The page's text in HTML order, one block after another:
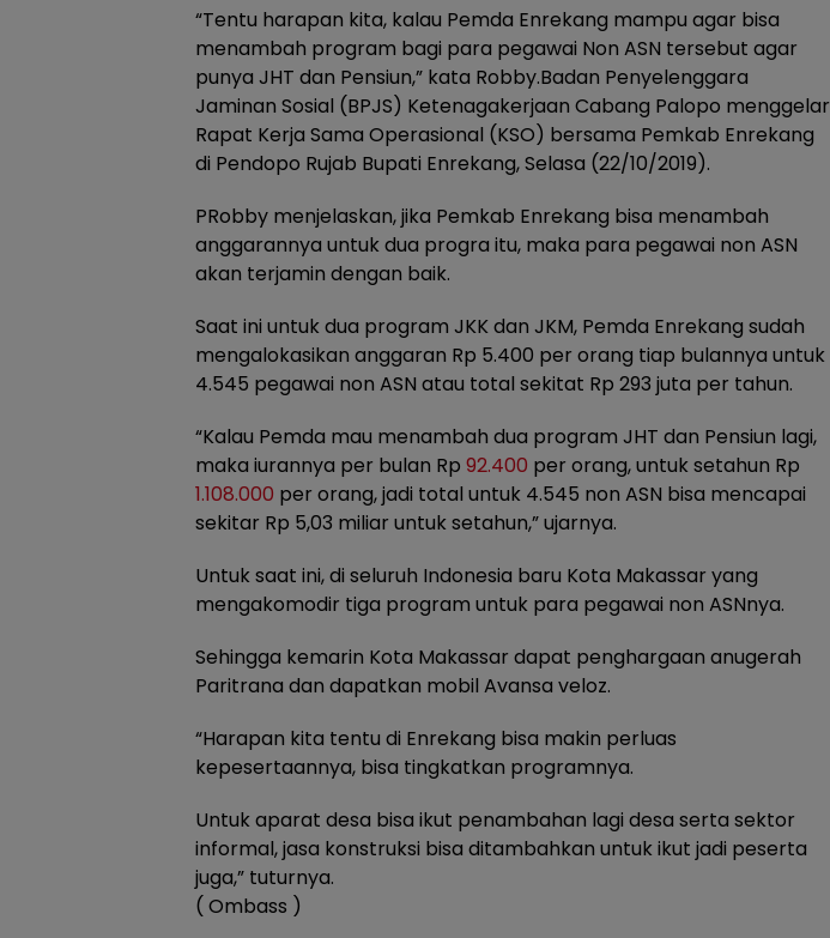
“Tentu harapan kita, kalau Pemda Enrekang mampu agar bisa
menambah program bagi para pegawai Non ASN tersebut agar
punya JHT dan Pensiun,” kata Robby.Badan Penyelenggara
Jaminan Sosial (BPJS) Ketenagakerjaan Cabang Palopo menggelar
Rapat Kerja Sama Operasional (KSO) bersama Pemkab Enrekang
di Pendopo Rujab Bupati Enrekang, Selasa (22/10/2019).
PRobby menjelaskan, jika Pemkab Enrekang bisa menambah
anggarannya untuk dua progra itu, maka para pegawai non ASN
akan terjamin dengan baik.
Saat ini untuk dua program JKK dan JKM, Pemda Enrekang sudah
mengalokasikan anggaran Rp 5.400 per orang tiap bulannya untuk
4.545 pegawai non ASN atau total sekitat Rp 293 juta per tahun.
“Kalau Pemda mau menambah dua program JHT dan Pensiun lagi,
maka iurannya per bulan Rp 92.400 per orang, untuk setahun Rp
1.108.000 per orang, jadi total untuk 4.545 non ASN bisa mencapai
sekitar Rp 5,03 miliar untuk setahun,” ujarnya.
Untuk saat ini, di seluruh Indonesia baru Kota Makassar yang
mengakomodir tiga program untuk para pegawai non ASNnya.
Sehingga kemarin Kota Makassar dapat penghargaan anugerah
Paritrana dan dapatkan mobil Avansa veloz.
“Harapan kita tentu di Enrekang bisa makin perluas
kepesertaannya, bisa tingkatkan programnya.
Untuk aparat desa bisa ikut penambahan lagi desa serta sektor
informal, jasa konstruksi bisa ditambahkan untuk ikut jadi peserta
juga,” tuturnya.
( Ombass )